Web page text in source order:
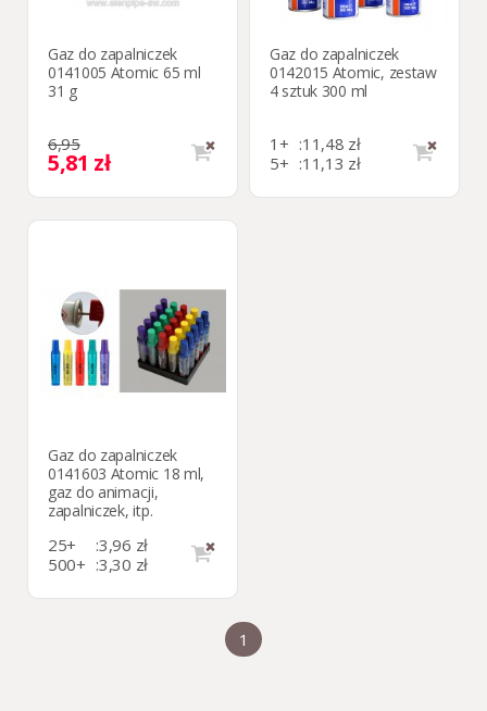
Gaz do zapalniczek
0141005 Atomic 65 ml
31 g
6,95
5,81 zł
Gaz do zapalniczek
0142015 Atomic, zestaw
4 sztuk 300 ml
1+ :11,48 zł
5+ :11,13 zł
Gaz do zapalniczek
0141603 Atomic 18 ml,
gaz do animacji,
zapalniczek, itp.
25+ :3,96 zł
500+ :3,30 zł
1